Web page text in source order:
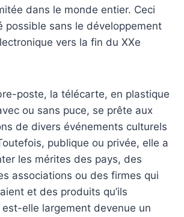
dans le monde entier. Ceci
possible sans le développement
vers la fin du XXe
poste, la télécarte, en plastique
ou sans puce, se prête aux
de divers événements culturels
publique ou privée, elle a
les mérites des pays, des
associations ou des firmes qui
et des produits qu’ils
elle largement devenue un